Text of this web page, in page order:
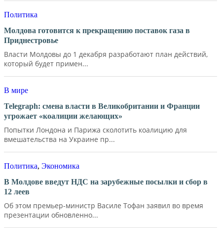
Политика
Молдова готовится к прекращению поставок газа в
Приднестровье
Власти Молдовы до 1 декабря разработают план действий,
который будет примен...
В мире
Telegraph: смена власти в Великобритании и Франции
угрожает «коалиции желающих»
Попытки Лондона и Парижа сколотить коалицию для
вмешательства на Украине пр...
Политика, Экономика
В Молдове введут НДС на зарубежные посылки и сбор в
12 леев
Об этом премьер-министр Василе Тофан заявил во время
презентации обновленно...